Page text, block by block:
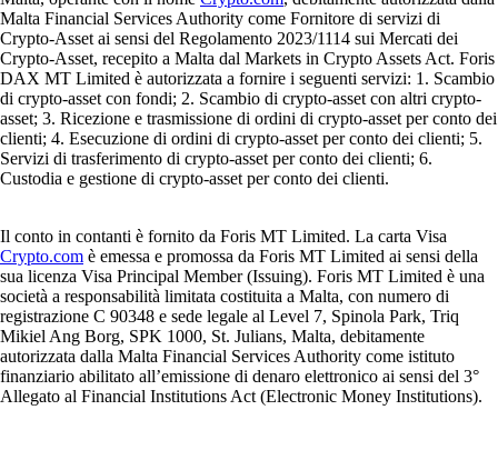
Malta Financial Services Authority come Fornitore di servizi di
Crypto-Asset ai sensi del Regolamento 2023/1114 sui Mercati dei
Crypto-Asset, recepito a Malta dal Markets in Crypto Assets Act. Foris
DAX MT Limited è autorizzata a fornire i seguenti servizi: 1. Scambio
di crypto-asset con fondi; 2. Scambio di crypto-asset con altri crypto-
asset; 3. Ricezione e trasmissione di ordini di crypto-asset per conto dei
clienti; 4. Esecuzione di ordini di crypto-asset per conto dei clienti; 5.
Servizi di trasferimento di crypto-asset per conto dei clienti; 6.
Custodia e gestione di crypto-asset per conto dei clienti.
Il conto in contanti è fornito da Foris MT Limited. La carta Visa
Crypto.com è emessa e promossa da Foris MT Limited ai sensi della
sua licenza Visa Principal Member (Issuing). Foris MT Limited è una
società a responsabilità limitata costituita a Malta, con numero di
registrazione C 90348 e sede legale al Level 7, Spinola Park, Triq
Mikiel Ang Borg, SPK 1000, St. Julians, Malta, debitamente
autorizzata dalla Malta Financial Services Authority come istituto
finanziario abilitato all’emissione di denaro elettronico ai sensi del 3°
Allegato al Financial Institutions Act (Electronic Money Institutions).